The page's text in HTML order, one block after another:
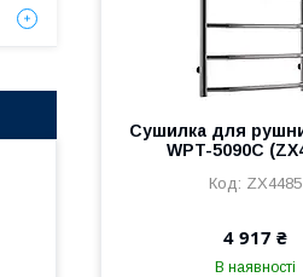
Сушилка для
WPT-5090C
ZX4485
4 917 ₴
В наявності